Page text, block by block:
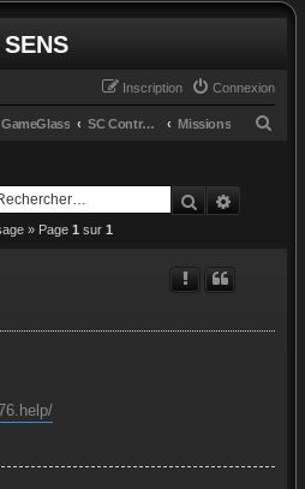
SENS
Connexion
Inscription
GameGlass SC Controls by Cosmo Missions
Rechercher
» Page 1 sur 1